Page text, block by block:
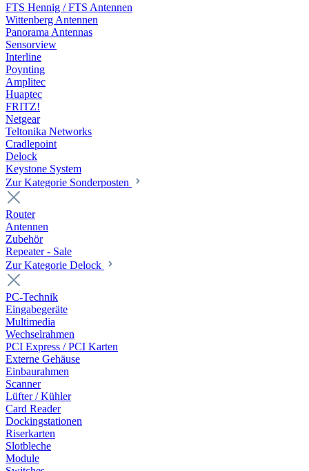
FTS Hennig / FTS Antennen
Wittenberg Antennen
Panorama Antennas
Sensorview
Interline
Poynting
Amplitec
Huaptec
FRITZ!
Netgear
Teltonika Networks
Cradlepoint
Delock
Keystone System
Zur Kategorie Sonderposten
Router
Antennen
Zubehör
Repeater - Sale
Zur Kategorie Delock
PC-Technik
Eingabegeräte
Multimedia
Wechselrahmen
PCI Express / PCI Karten
Externe Gehäuse
Einbaurahmen
Scanner
Lüfter / Kühler
Card Reader
Dockingstationen
Riserkarten
Slotbleche
Module